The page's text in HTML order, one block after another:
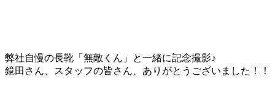
弊社自慢の長靴「無敵くん」と一緒に記念撮影♪
鏡田さん、スタッフの皆さん、ありがとうございました！！